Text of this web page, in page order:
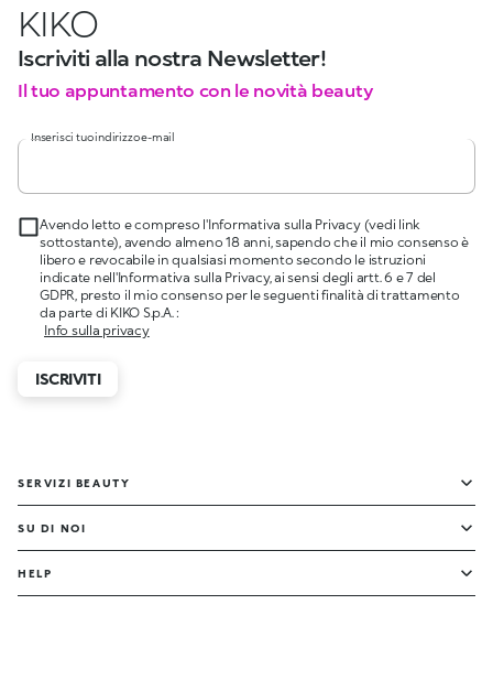
KIKO
Iscriviti alla nostra Newsletter!
Il tuo appuntamento con le novità beauty
Inserisci tuo indirizzo e-mail
Avendo letto e compreso l'Informativa sulla Privacy (vedi link
sottostante), avendo almeno 18 anni, sapendo che il mio consenso è
libero e revocabile in qualsiasi momento secondo le istruzioni
indicate nell'Informativa sulla Privacy, ai sensi degli artt. 6 e 7 del
GDPR, presto il mio consenso per le seguenti finalità di trattamento
da parte di KIKO S.p.A. :
Info sulla privacy
ISCRIVITI
SERVIZI BEAUTY
SU DI NOI
HELP